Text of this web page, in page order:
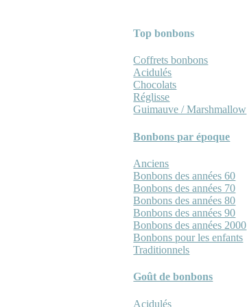
Top bonbons
Coffrets bonbons
Acidulés
Chocolats
Réglisse
Guimauve / Marshmallow
Bonbons par époque
Anciens
Bonbons des années 60
Bonbons des années 70
Bonbons des années 80
Bonbons des années 90
Bonbons des années 2000
Bonbons pour les enfants
Traditionnels
Goût de bonbons
Acidulés